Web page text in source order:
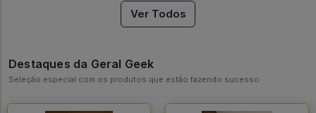
Ver Todos
Destaques da Geral Geek
Seleção especial com os produtos que estão fazendo sucesso